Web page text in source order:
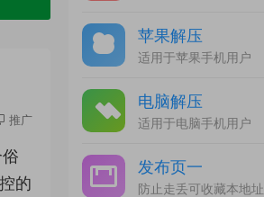
推广
的
苹果解压
适用于苹果手机用户
电脑解压
适用于电脑手机用户
发布页一
防止走丢可收藏本地址